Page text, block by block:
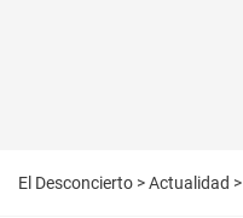
El Desconcierto >Actualidad >